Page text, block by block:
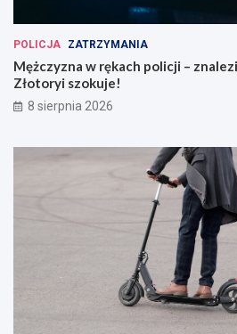
POLICJA ZATRZYMANIA
Mężczyzna w rękach policji –
Złotoryi szokuje!
8 sierpnia 2026